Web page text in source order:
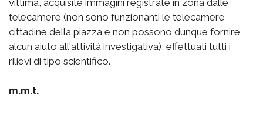
vittima, acquisite immagini registrate in zona dalle
telecamere (non sono funzionanti le telecamere
cittadine della piazza e non possono dunque fornire
alcun aiuto all'attività investigativa), effettuati tutti i
rilievi di tipo scientifico.
m.m.t.